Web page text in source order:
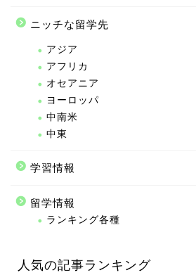
ニッチな留学先
アジア
アフリカ
オセアニア
ヨーロッパ
中南米
中東
学習情報
留学情報
ランキング各種
人気の記事ランキング